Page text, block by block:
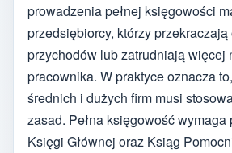
prowadzenia pełnej księgowości
przedsiębiorcy, którzy
przychodów lub zatrudniają więcej
pracownika. W praktyce oznacza
średnich i dużych firm musi
zasad. Pełna księgowość
Księgi Głównej oraz Ksiąg